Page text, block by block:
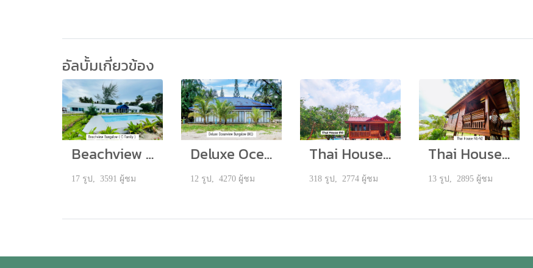
อัลบั้มเกี่ยวข้อง
Beachview Bungalow ( C Family )
17 รูป, 3591 ผู้ชม
Deluxe Oceanview Bungalow (M1)
12 รูป, 4270 ผู้ชม
Thai House ( M4 )
318 รูป, 2774 ผู้ชม
Thai House ( N1,N2 )
13 รูป, 2895 ผู้ชม